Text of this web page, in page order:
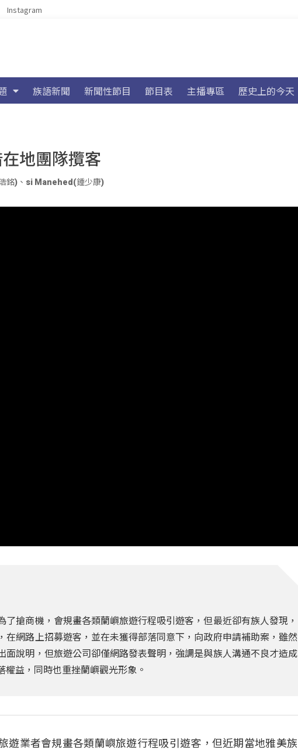
Instagram
族語新聞 新聞性節目 節目表 主播專區 歷史上的今天
地團隊攬客
銘) 、 si Manehed(鍾少康)
搶商機，會規畫各類蘭嶼旅遊行程吸引遊客，但最近卻有族人發現，
在網路上招募遊客，並在未獲得部落同意下，向政府申請補助案，雖然
面說明，但旅遊公司卻僅網路發表聲明，強調是與族人溝通不良才造成
益，同時也重挫蘭嶼觀光形象。
遊業者會規畫各類蘭嶼旅遊行程吸引遊客，但近期當地雅美族